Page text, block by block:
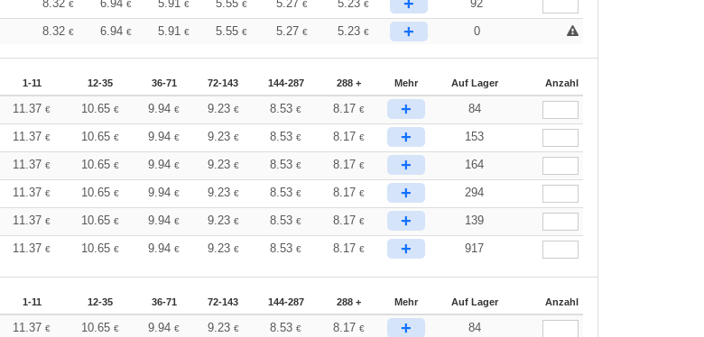
8.32 € 6.94 € 5.91 € 5.55 € 5.27€ 5.23 € 92
8.32 € 6.94 € 5.91 € 5.55 € 5.27€ 5.23 € + 0
1-11 12-35 36-71 72-143 144-287 288 + Mehr Auf Lager Anzahl
11.37€ 10.65€ 9.94€ 9.23 € 8.53€ 8.17 € + 84
11.37€ 10.65€ 9.94€ 9.23 € 8.53€ 8.17 € + 153
11.37€ 10.65€ 9.94€ 9.23 € 8.53€ 8.17 € + 164
11.37€ 10.65€ 9.94€ 9.23 € 8.53€ 8.17 € + 294
11.37€ 10.65€ 9.94€ 9.23 € 8.53€ 8.17 € + 139
11.37€ 10.65€ 9.94€ 9.23 € 8.53€ 8.17 € + 917
1-11 12-35 36-71 72-143 144-287 288 + Mehr Auf Lager Anzahl
11.37€ 10.65€ 9.94€ 9.23 € 8.53€ 8.17 € + 84